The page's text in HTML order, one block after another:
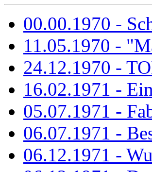
00.00.1970 -
11.05.1970 -
24.12.1970 -
16.02.1971 -
05.07.1971 -
06.07.1971 -
06.12.1971 -